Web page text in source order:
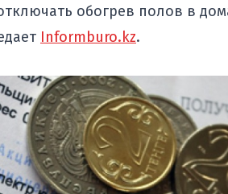
обогрев полов в
Informburo.kz.